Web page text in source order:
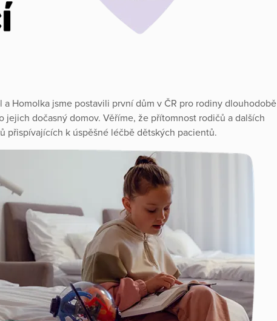
Homolka jsme postavili první dům v ČR pro rodiny dlouhodobě
dočasný domov. Věříme, že přítomnost rodičů a dalších
přispívajících k úspěšné léčbě dětských pacientů.